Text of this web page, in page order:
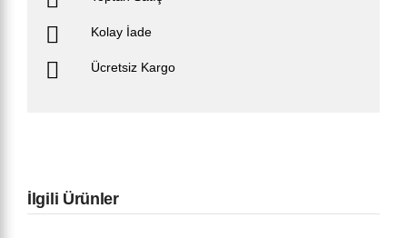
Kolay İade
Ücretsiz Kargo
İlgili Ürünler